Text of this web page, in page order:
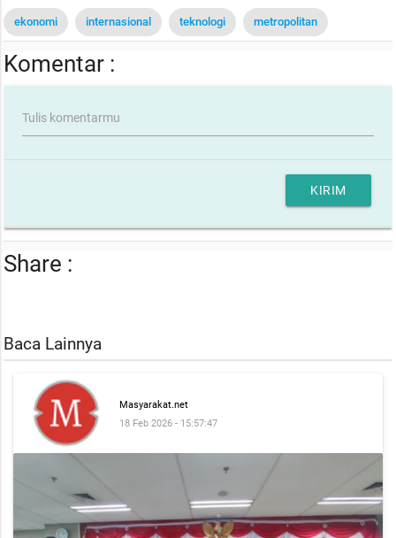
ekonomi internasional teknologi metropolitan
Komentar :
Tulis komentarmu
KIRIM
Share :
Baca Lainnya
Masyarakat.net
18 Feb 2026 - 15:57:47